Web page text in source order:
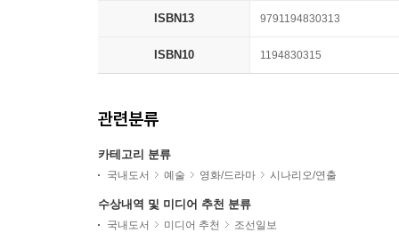
ISBN13 9791194830313
ISBN10 1194830315
관련분류
카테고리 분류
국내도서 예술 영화/드라마 시나리오/연출
수상내역 및 미디어 추천 분류
국내도서 미디어 추천 조선일보